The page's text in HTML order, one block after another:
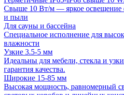
Свыше 10 Вт/м — яркое освещение
и пыли
Для сауны и бассейна
Специальное исполнение для
влажности
Узкие 3.5-5 мм
Идеальны для мебели, стекла и
гарантия качества.
Широкие 15-85 мм
Высокая мощность, равномерный